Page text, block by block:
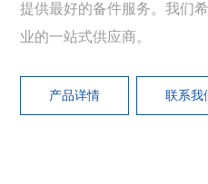
提供最好的备件服务。我们
业的一站式供应商。
产品详情 联系我